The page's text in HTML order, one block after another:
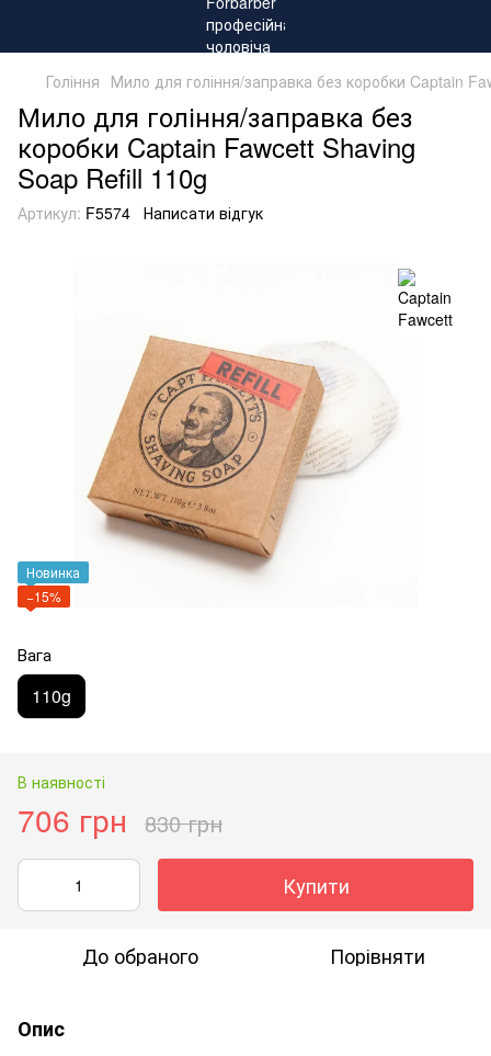
Гоління Мило для гоління/заправка без коробки Captain
Мило для гоління/заправка без
коробки Captain Fawcett Shaving
Soap Refill 110g
Артикул: F5574 Написати відгук
Новинка
−15%
Вага
110g
В наявності
706 грн 830 грн
Купити
До обраного Порівняти
Опис